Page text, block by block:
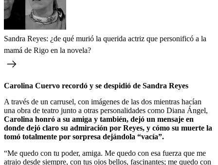
Sandra Reyes: ¿de qué murió la querida actriz que personificó a la
mamá de Rigo en la novela?
Carolina Cuervo recordó y se despidió de Sandra Reyes
A través de un carrusel, con imágenes de las dos mientras hacían
una obra de teatro junto a otras personalidades como Diana Ángel,
Carolina honró a su amiga y también, dejó un mensaje en
donde dejó claro su admiración por Reyes, y cómo su muerte la
tomó totalmente por sorpresa dejándola “vacía”.
“Me quedo con tu poder, amiga. Me quedo con esa fuerza que me
atrajo desde siempre, con tus ojos bellos, fascinantes; me quedo con